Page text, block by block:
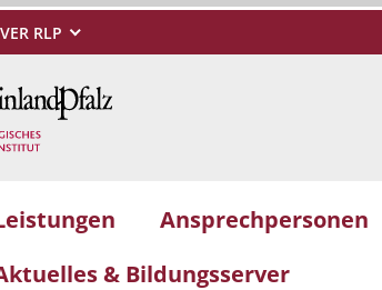
RLP
Ansprechpersonen
& Bildungsserver